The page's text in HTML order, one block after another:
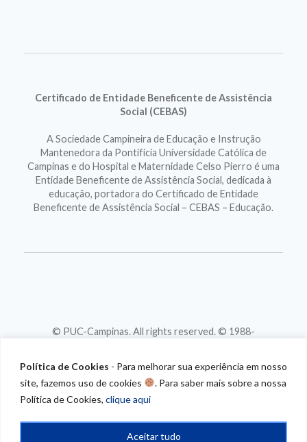
Política de Cookies - Para melhorar sua experiência em nosso
site, fazemos uso de cookies
. Para saber mais sobre a nossa
Política de Cookies, clique aqui
Aceitar tudo
Certificado de Entidade Beneficente de Assistência
Social (CEBAS)
A Sociedade Campineira de Educação e Instrução
Mantenedora da Pontifícia Universidade Católica de
Campinas e do Hospital e Maternidade Celso Pierro é uma
Entidade Beneficente de Assistência Social, dedicada à
educação, portadora do Certificado de Entidade
Beneficente de Assistência Social – CEBAS – Educação.
© PUC-Campinas. All rights reserved. © 1988-